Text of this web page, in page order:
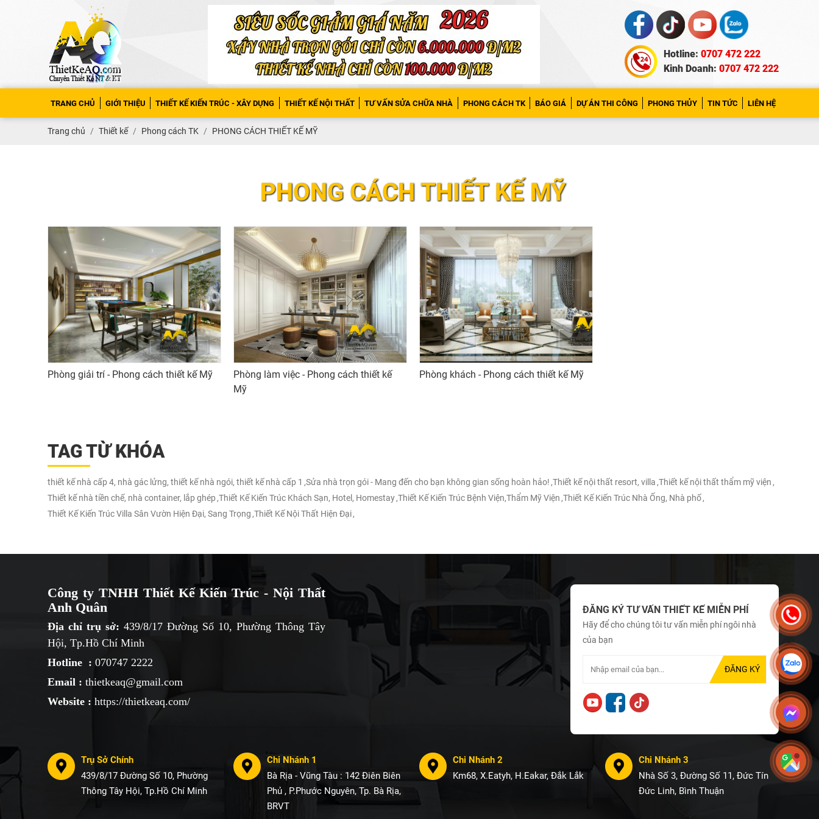
Hotline: 0707 472 222
Kinh Doanh: 0707 472 222
TRANG CHỦ GIỚI THIỆU THIẾT KẾ KIẾN TRÚC - XÂY DỰNG THIẾT KẾ NỘI THẤT TƯ VẤN SỬA CHỮA NHÀ PHONG CÁCH TK BÁO GIÁ DỰ ÁN THI CÔNG PHONG THỦY TIN TỨC LIÊN HỆ
Trang chủ Thiết kế Phong cách TK PHONG CÁCH THIẾT KẾ MỸ
PHONG CÁCH THIẾT KẾ MỸ
Phòng giải trí - Phong cách thiết kế Mỹ
Phòng làm việc - Phong cách thiết kế
Mỹ
Phòng khách - Phong cách thiết kế Mỹ
TAG TỪ KHÓA
thiết kế nhà cấp 4, nhà gác lửng, thiết kế nhà ngói, thiết kế nhà cấp 1 ,Sửa nhà trọn gói - Mang đến cho bạn không gian sống hoàn hảo! ,Thiết kế nội thất resort, villa ,Thiết kế nội thất thẩm mỹ viện ,
Thiết kế nhà tiền chế, nhà container, lắp ghép ,Thiết Kế Kiến Trúc Khách Sạn, Hotel, Homestay,Thiết Kế Kiến Trúc Bệnh Viện,Thẩm Mỹ Viện ,Thiết Kế Kiến Trúc Nhà Ống, Nhà phố,
Thiết Kế Kiến Trúc Villa Sân Vườn Hiện Đại, Sang Trọng ,Thiết Kế Nội Thất Hiện Đại,
Công ty TNHH Thiết Kế Kiến Trúc - Nội Thất
Anh Quân
Địa chỉ trụ sở: 439/8/17 Đường Số 10, Phường Thông Tây
Hội, Tp.Hồ Chí Minh
Hotline : 070747 2222
Email : thietkeaq@gmail.com
Website : https://thietkeaq.com/
ĐĂNG KÝ TƯ VẤN THIẾT KẾ MIỄN PHÍ
Hãy để cho chúng tôi tư vấn miễn phí ngôi nhà
của bạn
Trụ Sở Chính
439/8/17 Đường Số 10, Phường
Thông Tây Hội, Tp.Hồ Chí Minh
Chi Nhánh 1
Bà Rịa - Vũng Tàu : 142 Điên Biên
Phủ , P.Phước Nguyên, Tp. Bà Rịa,
BRVT
Chi Nhánh 2
Km68, X.Eatyh, H.Eakar, Đắk Lắk
Chi Nhánh 3
Nhà Số 3, Đường Số 11, Đức Tín
Đức Linh, Bình Thuận